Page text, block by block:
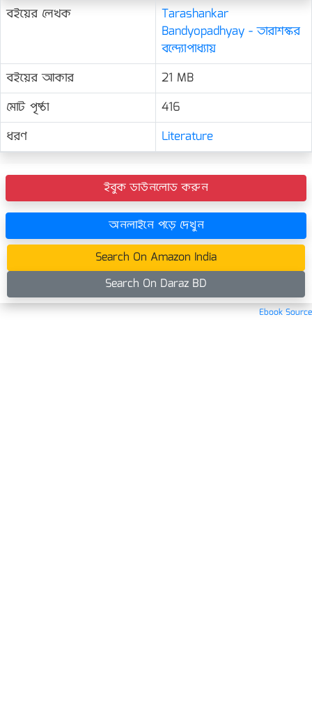
বইয়ের লেখক
Tarashankar
Bandyopadhyay - তারাশঙ্কর
বন্দ্যোপাধ্যায়
বইয়ের আকার
21 MB
মোট পৃষ্ঠা
416
ধরণ
Literature
ইবুক ডাউনলোড করুন
অনলাইনে পড়ে দেখুন
Search On Amazon India
Search On Daraz BD
Ebook Source